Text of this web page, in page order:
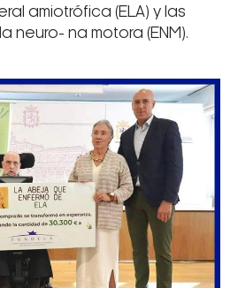
amiotrófica (ELA) y las
neuro- na motora (ENM).